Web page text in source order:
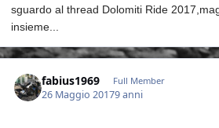
sguardo al thread Dolomiti Ride
insieme...
fabius1969 Full Member
26 Maggio 20179 anni